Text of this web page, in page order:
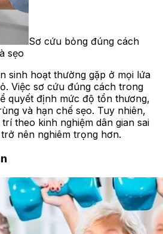
Sơ cứu bỏng đúng cách
sẹo
sinh hoạt thường gặp ở mọi lứa
Việc sơ cứu đúng cách trong
quyết định mức độ tổn thương,
và hạn chế sẹo. Tuy nhiên,
theo kinh nghiệm dân gian sai
nên nghiêm trọng hơn.